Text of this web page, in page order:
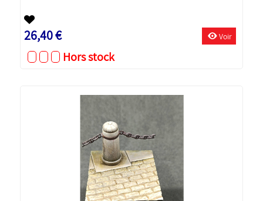
26,40 € Voir
Hors stock